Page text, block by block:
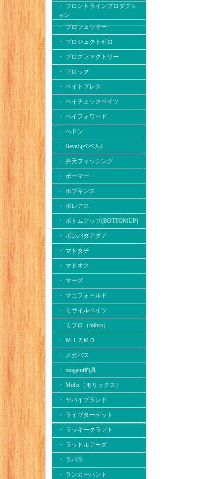
・ フロントラインプロダクシ
ョン
・ プロフェッサー
・ プロジェクトゼロ
・ プロズファクトリー
・ フロッグ
・ ベイトブレス
・ ペイチェックベイツ
・ ペイフォワード
・ へドン
・ BeveL(ベベル)
・ 弁天フィッシング
・ ボーマー
・ ホプキンス
・ ボレアス
・ ボトムアップ(BOTTOMUP)
・ ボンバダアグア
・ マドタチ
・ マドネス
・ マーズ
・ マニフォールド
・ ミサイルベイツ
・ ミブロ（mibro）
・ ＭＩＺＭＯ
・ メガバス
・ mogami釣具
・ Molix（モリックス）
・ ヤバイブランド
・ ライブターゲット
・ ラッキークラフト
・ ラッドルアーズ
・ ラパラ
・ ランカーハント